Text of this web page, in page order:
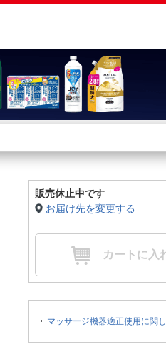
販売休止中です
お届け先を変更する
カートに入
マッサージ機器適正使用に関